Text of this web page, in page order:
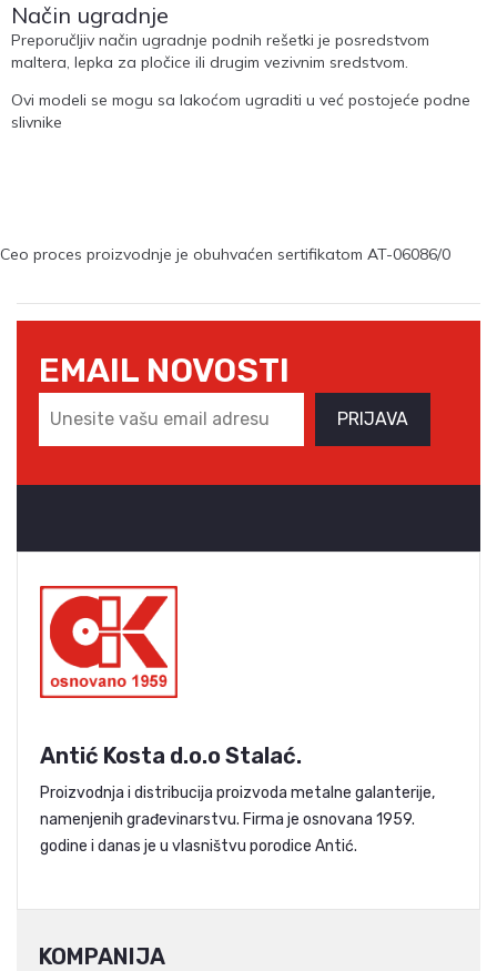
Način ugradnje
Preporučljiv način ugradnje podnih rešetki je posredstvom
maltera, lepka za pločice ili drugim vezivnim sredstvom.
Ovi modeli se mogu sa lakoćom ugraditi u već postojeće podne
slivnike
Ceo proces proizvodnje je obuhvaćen sertifikatom AT-06086/0
EMAIL NOVOSTI
PRIJAVA
Antić Kosta d.o.o Stalać.
Proizvodnja i distribucija proizvoda metalne galanterije,
namenjenih građevinarstvu. Firma je osnovana 1959.
godine i danas je u vlasništvu porodice Antić.
KOMPANIJA